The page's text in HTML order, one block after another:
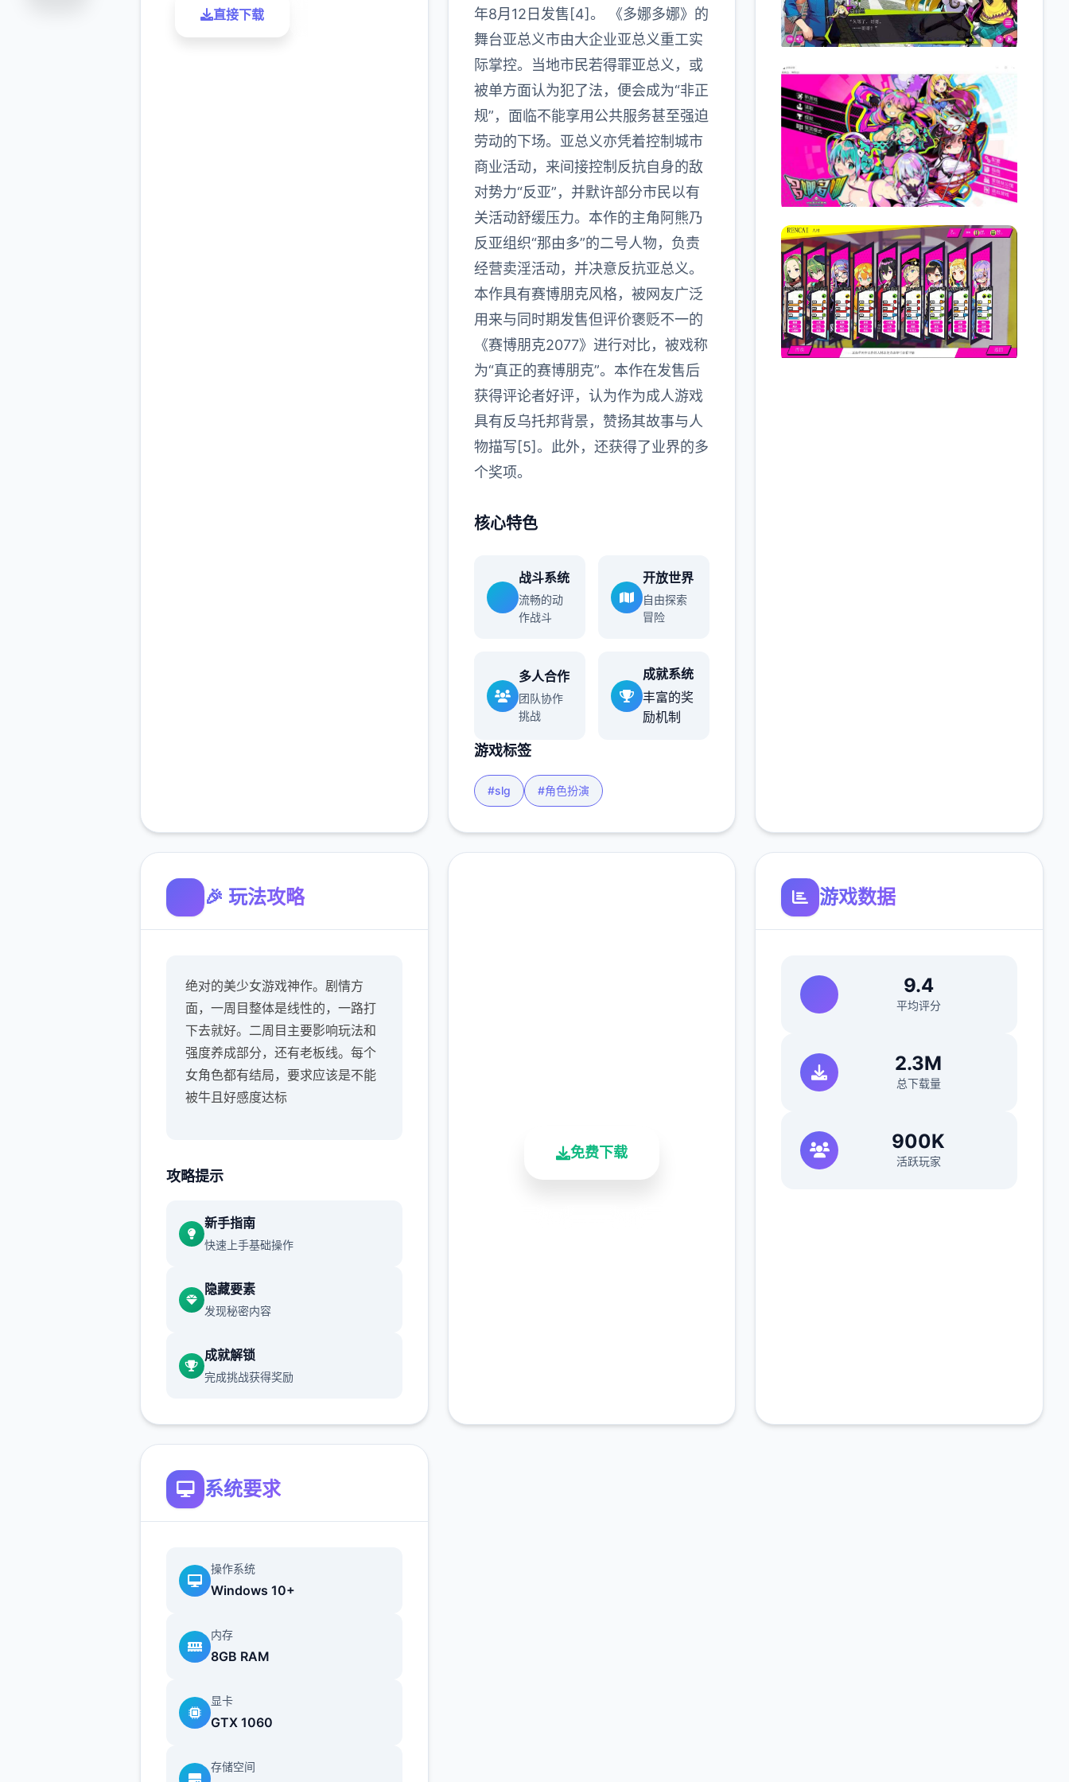
直接下载
年8月12日发售[4]。 《多娜多娜》的
舞台亚总义市由大企业亚总义重工实
际掌控。当地市民若得罪亚总义，或
被单方面认为犯了法，便会成为“非正
规”，面临不能享用公共服务甚至强迫
劳动的下场。亚总义亦凭着控制城市
商业活动，来间接控制反抗自身的敌
对势力“反亚”，并默许部分市民以有
关活动舒缓压力。本作的主角阿熊乃
反亚组织“那由多”的二号人物，负责
经营卖淫活动，并决意反抗亚总义。
本作具有赛博朋克风格，被网友广泛
用来与同时期发售但评价褒贬不一的
《赛博朋克2077》进行对比，被戏称
为“真正的赛博朋克”。本作在发售后
获得评论者好评，认为作为成人游戏
具有反乌托邦背景，赞扬其故事与人
物描写[5]。此外，还获得了业界的多
个奖项。
核心特色
战斗系统
流畅的动
作战斗
开放世界
自由探索
冒险
多人合作
团队协作
挑战
成就系统
丰富的奖
励机制
游戏标签
#slg #角色扮演
🎉 玩法攻略
绝对的美少女游戏神作。剧情方
面，一周目整体是线性的，一路打
下去就好。二周目主要影响玩法和
强度养成部分，还有老板线。每个
女角色都有结局，要求应该是不能
被牛且好感度达标
攻略提示
新手指南
快速上手基础操作
隐藏要素
发现秘密内容
成就解锁
完成挑战获得奖励
免费下载
游戏数据
9.4
平均评分
2.3M
总下载量
900K
活跃玩家
系统要求
操作系统
Windows 10+
内存
8GB RAM
显卡
GTX 1060
存储空间